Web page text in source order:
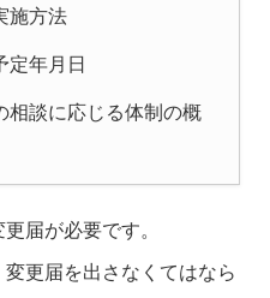
施方法
定年月日
相談に応じる体制の概
届が必要です。
更届を出さなくてはなら